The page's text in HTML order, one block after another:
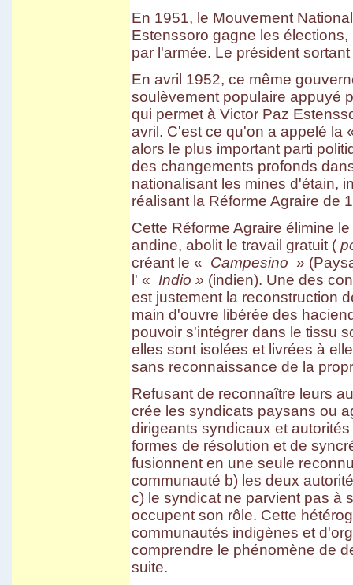
En 1951, le Mouvement
Estenssoro gagne les
par l'armée. Le président
En avril 1952, ce même
soulèvement populaire appuyé
qui permet à Victor Paz
avril. C'est ce qu'on a appelé la
alors le plus important parti
des changements profonds
nationalisant les mines d'étain,
réalisant la Réforme Agraire de
Cette Réforme Agraire élimine
andine, abolit le travail gratuit (
créant le « Campesino »
l' « Indio » (indien). Une des
est justement la reconstruction
main d'ouvre libérée des
pouvoir s'intégrer dans le tissu
elles sont isolées et livrées à
sans reconnaissance de la
Refusant de reconnaître leurs
crée les syndicats paysans ou
dirigeants syndicaux et
formes de résolution et de
fusionnent en une seule
communauté b) les deux
c) le syndicat ne parvient pas à
occupent son rôle. Cette
communautés indigènes et
comprendre le phénomène de
suite.